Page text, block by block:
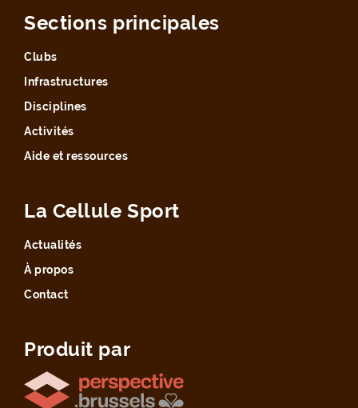
Sections principales
Clubs
Infrastructures
Disciplines
Activités
Aide et ressources
La Cellule Sport
Actualités
À propos
Contact
Produit par